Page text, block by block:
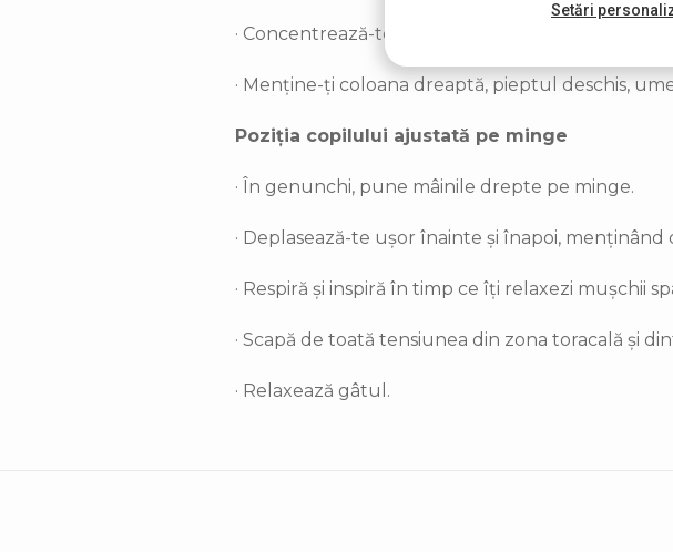
· Concentrează-te pe respirație.
· Menține-ți coloana dreaptă, pieptul deschis,
Poziția copilului ajustată pe minge
· În genunchi, pune mâinile drepte pe minge.
· Deplasează-te ușor înainte și înapoi,
· Respiră și inspiră în timp ce îți relaxezi mușchii
· Scapă de toată tensiunea din zona toracală și
· Relaxează gâtul.
Setări